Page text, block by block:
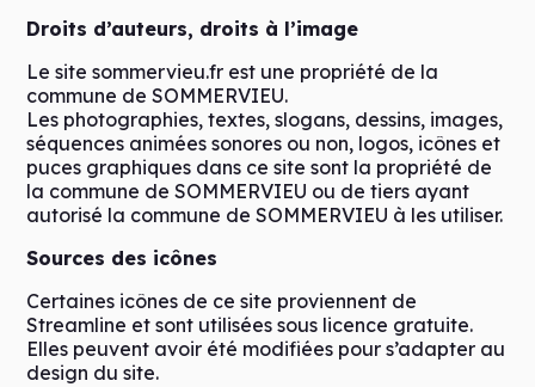
Droits d’auteurs, droits à l’image
Le site sommervieu.fr est une propriété de la
commune de SOMMERVIEU.
Les photographies, textes, slogans, dessins, images,
séquences animées sonores ou non, logos, icônes et
puces graphiques dans ce site sont la propriété de
la commune de SOMMERVIEU ou de tiers ayant
autorisé la commune de SOMMERVIEU à les utiliser.
Sources des icônes
Certaines icônes de ce site proviennent de
Streamline et sont utilisées sous licence gratuite.
Elles peuvent avoir été modifiées pour s’adapter au
design du site.